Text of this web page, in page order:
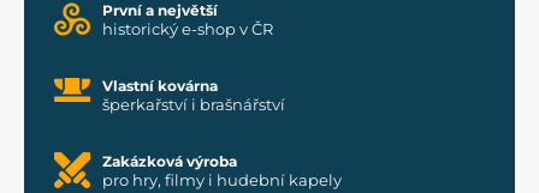
První a největší
historický e-shop v ČR
Vlastní kovárna
šperkařství i brašnářství
Zakázková výroba
pro hry, filmy i hudební kapely